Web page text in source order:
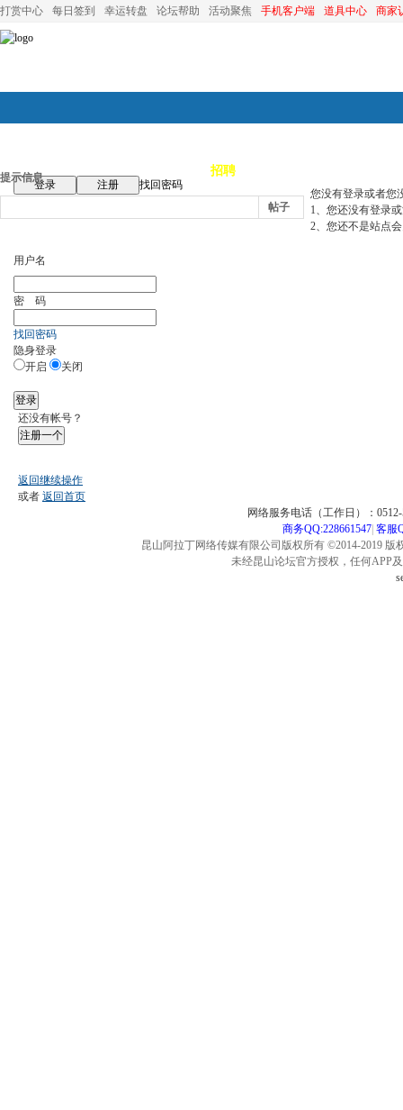
打赏中心 每日签到 幸运转盘 论坛帮助 活动聚焦 手机客户端 道具中心 商家
论坛首页 招聘
登录 注册
找回密码
帖子
提示信息
您没有登录或者您
1、您还没有登录
2、您还不是站点
用户名
密 码
找回密码
隐身登录
开启
关闭
登录
还没有帐号？
注册一个
返回继续操作
或者 返回首页
网络服务电话（工作日）：
商务QQ:228661547| 客服
昆山阿拉丁网络传媒有限公司版权所有 ©2014-2019
未经昆山论坛官方授权，任何APP